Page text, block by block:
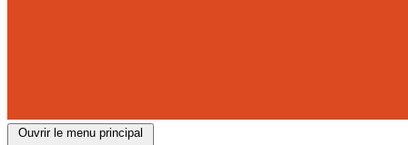
Ouvrir le menu principal